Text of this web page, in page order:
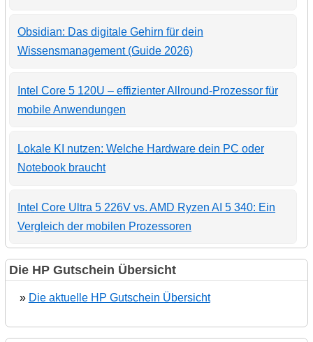
Obsidian: Das digitale Gehirn für dein
Wissensmanagement (Guide 2026)
Intel Core 5 120U – effizienter Allround-Prozessor für
mobile Anwendungen
Lokale KI nutzen: Welche Hardware dein PC oder
Notebook braucht
Intel Core Ultra 5 226V vs. AMD Ryzen AI 5 340: Ein
Vergleich der mobilen Prozessoren
Die HP Gutschein Übersicht
» Die aktuelle HP Gutschein Übersicht